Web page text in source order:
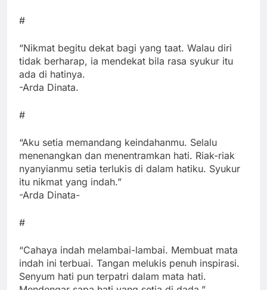
#
“Nikmat begitu dekat bagi yang taat. Walau diri
tidak berharap, ia mendekat bila rasa syukur itu
ada di hatinya.
-Arda Dinata.
#
“Aku setia memandang keindahanmu. Selalu
menenangkan dan menentramkan hati. Riak-riak
nyanyianmu setia terlukis di dalam hatiku. Syukur
itu nikmat yang indah.”
-Arda Dinata-
#
“Cahaya indah melambai-lambai. Membuat mata
indah ini terbuai. Tangan melukis penuh inspirasi.
Senyum hati pun terpatri dalam mata hati.